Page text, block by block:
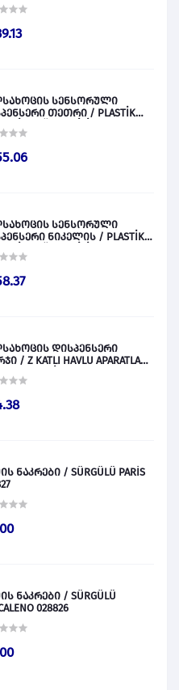
სენსორული
თეთრი / PLASTİK
სენსორული
ნიკელის / PLASTİK
დისპენსერი
/ Z KATLI HAVLU APARATLARI
ნაკრები / SÜRGÜLÜ PARİS
ნაკრები / SÜRGÜLÜ
BARCALENO 028826